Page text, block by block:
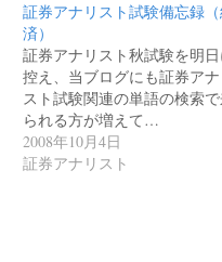
証券アナリスト試験備忘録
済）
証券アナリスト秋試験を明
控え、当ブログにも証券アナ
スト試験関連の単語の検索
られる方が増えて…
2008年10月4日
証券アナリスト